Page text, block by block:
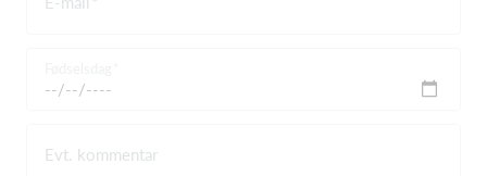
Evt. kommentar